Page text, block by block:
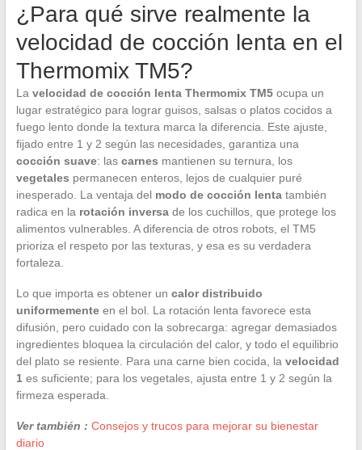
¿Para qué sirve realmente la
velocidad de cocción lenta en el
Thermomix TM5?
La velocidad de cocción lenta Thermomix TM5ocupa un
lugar estratégico para lograr guisos, salsas o platos cocidos a
fuego lento donde la textura marca la diferencia. Este ajuste,
fijado entre 1 y 2 según las necesidades, garantiza una
cocción suave: las carnes mantienen su ternura, los
vegetales permanecen enteros, lejos de cualquier puré
inesperado. La ventaja del modo de cocción lentatambién
radica en la rotación inversade los cuchillos, que protege los
alimentos vulnerables. A diferencia de otros robots, el TM5
prioriza el respeto por las texturas, y esa es su verdadera
fortaleza.
Lo que importa es obtener un calor distribuido
uniformementeen el bol. La rotación lenta favorece esta
difusión, pero cuidado con la sobrecarga: agregar demasiados
ingredientes bloquea la circulación del calor, y todo el equilibrio
del plato se resiente. Para una carne bien cocida, la velocidad
1 es suficiente; para los vegetales, ajusta entre 1 y 2 según la
firmeza esperada.
Ver también : Consejos y trucos para mejorar su bienestar
diario